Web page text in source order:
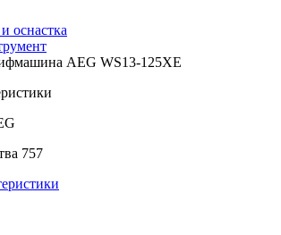
оснастка
AEG WS13-125XE
757